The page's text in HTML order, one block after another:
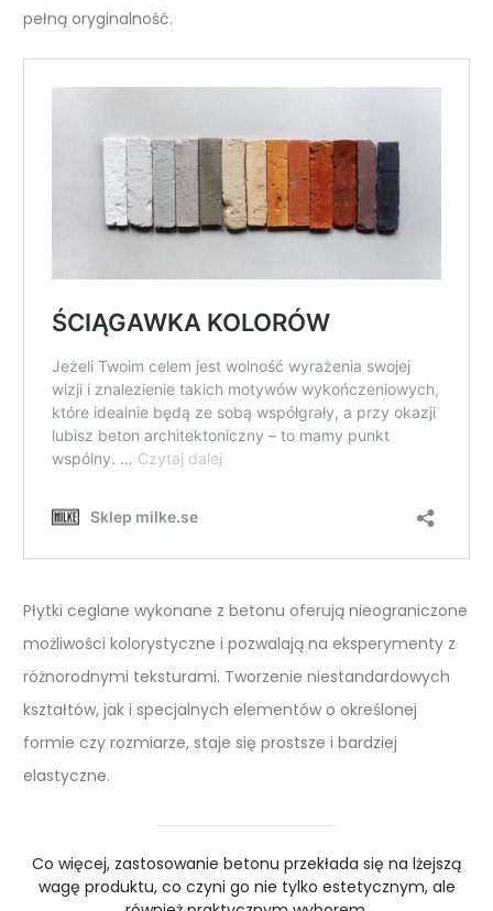
pełną oryginalność.
Płytki ceglane wykonane z betonu oferują nieograniczone
możliwości kolorystyczne i pozwalają na eksperymenty z
różnorodnymi teksturami. Tworzenie niestandardowych
kształtów, jak i specjalnych elementów o określonej
formie czy rozmiarze, staje się prostsze i bardziej
elastyczne.
Co więcej, zastosowanie betonu przekłada się na lżejszą
wagę produktu, co czyni go nie tylko estetycznym, ale